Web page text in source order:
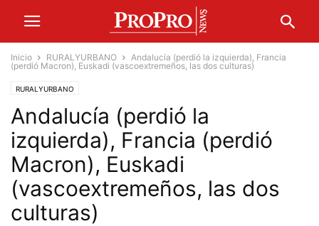
Inicio RURALYURBANO
Andalucía (perdió la izquierda), Francia
(perdió Macron), Euskadi (vascoextremeños, las dos culturas)
RURALYURBANO
Andalucía (perdió la
izquierda), Francia (perdió
Macron), Euskadi
(vascoextremeños, las dos
culturas)